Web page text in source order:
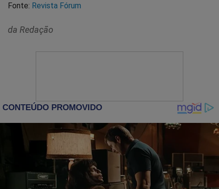
Fonte: Revista Fórum
da Redação